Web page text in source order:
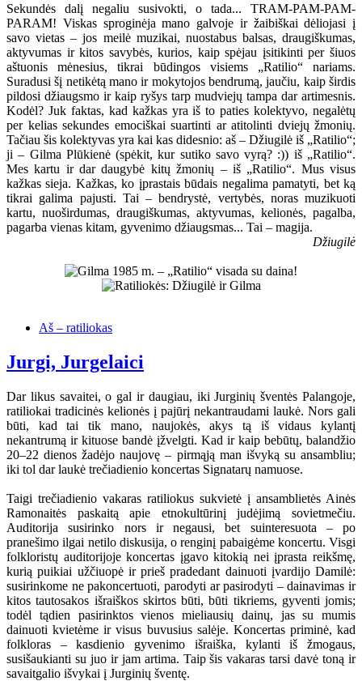
Sekundės dalį negaliu susivokti, o tada... TRAM-PAM-PAM-
PARAM! Viskas sproginėja mano galvoje ir žaibiškai dėliojasi į
savo vietas – jos meilė muzikai, nuostabus balsas, draugiškumas,
aktyvumas ir kitos savybės, kurios, kaip spėjau įsitikinti per šiuos
aštuonis mėnesius, tikrai būdingos visiems „Ratilio“ nariams.
Suradusi šį netikėtą mano ir mokytojos bendrumą, jaučiu, kaip širdis
pildosi džiaugsmo ir kaip ryšys tarp mudviejų tampa dar artimesnis.
Kodėl? Juk faktas, kad kažkas yra iš to paties kolektyvo, negalėtų
per kelias sekundes emociškai suartinti ar atitolinti dviejų žmonių.
Tačiau šis kolektyvas yra kai kas didesnio: aš – Džiugilė iš „Ratilio“;
ji – Gilma Plūkienė (spėkit, kur sutiko savo vyrą? :)) iš „Ratilio“.
Mes kartu ir dar daugybė kitų žmonių – iš „Ratilio“. Mus visus
kažkas sieja. Kažkas, ko įprastais būdais negalima pamatyti, bet ką
tikrai galima pajusti. Tai – bendrystė, vertybės, noras muzikuoti
kartu, nuoširdumas, draugiškumas, aktyvumas, kelionės, pagalba,
pagarba vienas kitam, gyvenimo džiaugsmas... Tai – magija.
Džiugilė
Aš – ratiliokas
Jurgi, Jurgelaici
Dar likus savaitei, o gal ir daugiau, iki Jurginių šventės Palangoje,
ratiliokai tradicinės kelionės į pajūrį nekantraudami laukė. Nors gali
būti, kad tai tik mano, naujokės, akys tą iš vidaus kylantį
nekantrumą ir kituose bandė įžvelgti. Kad ir kaip bebūtų, balandžio
20–22 dienos žadėjo naujovę – pirmąją man išvyką su ansambliu;
iki tol dar laukė trečiadienio koncertas Signatarų namuose.
Taigi trečiadienio vakaras ratiliokus sukvietė į ansamblietės Ainės
Ramonaitės paskaitą apie etnokultūrinį judėjimą sovietmečiu.
Auditorija susirinko nors ir negausi, bet suinteresuota – po
pranešimo ilgai netilo diskusija, o renginį pabaigėme koncertu. Visgi
folkloristų auditorijoje koncertas įgavo kitokią nei įprasta reikšmę,
kurią puikiai užčiuopė ir prieš pradedant dainuoti įvardijo Damilė:
susirinkome ne pakoncertuoti, parodyti ar pasirodyti – dainavimas ir
kitos tautosakos išraiškos skirtos būti, būti tikriems, gyventi jomis;
todėl tądien pasirinktos vienos mieliausių dainų, jas su mumis
dainuoti kvietėme ir visus buvusius salėje. Koncertas priminė, kad
folkloras – kasdienio gyvenimo išraiška, kylanti iš žmogaus,
susišaukianti su juo ir jam artima. Taip šis vakaras tarsi davė toną ir
savaitgalio išvykai į Jurginių šventę.